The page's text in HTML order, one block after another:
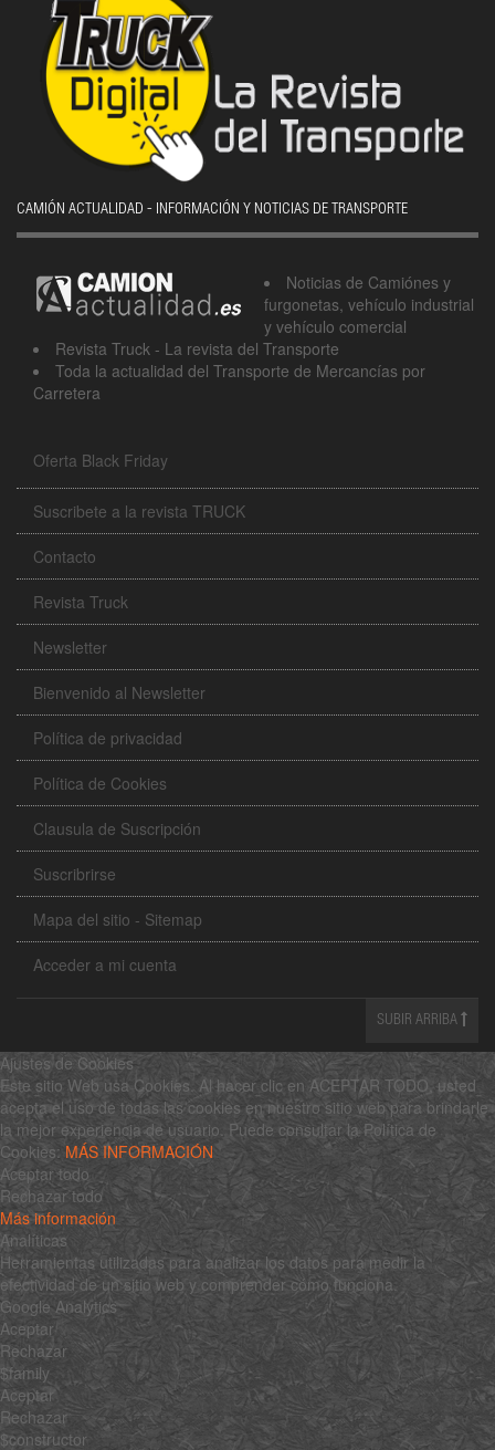
CAMIÓN ACTUALIDAD - INFORMACIÓN Y NOTICIAS DE TRANSPORTE
Noticias de Camiónes y
furgonetas, vehículo industrial
y vehículo comercial
Revista Truck - La revista del Transporte
Toda la actualidad del Transporte de Mercancías por
Carretera
Oferta Black Friday
Suscribete a la revista TRUCK
Contacto
Revista Truck
Newsletter
Bienvenido al Newsletter
Política de privacidad
Política de Cookies
Clausula de Suscripción
Suscribrirse
Mapa del sitio - Sitemap
Acceder a mi cuenta
SUBIR ARRIBA
Ajustes de Cookies
Este sitio Web usa Cookies. Al hacer clic en ACEPTAR TODO, usted
acepta el uso de todas las cookies en nuestro sitio web para brindarle
la mejor experiencia de usuario. Puede consultar la Política de
Cookies: MÁS INFORMACIÓN
Aceptar todo
Rechazar todo
Más información
Analíticas
Herramientas utilizadas para analizar los datos para medir la
efectividad de un sitio web y comprender cómo funciona.
Google Analytics
Aceptar
Rechazar
$family
Aceptar
Rechazar
$constructor